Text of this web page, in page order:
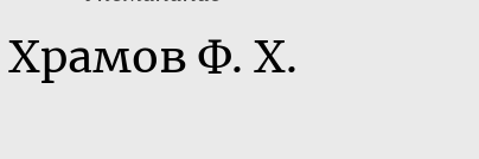
Храмов Ф. Х.